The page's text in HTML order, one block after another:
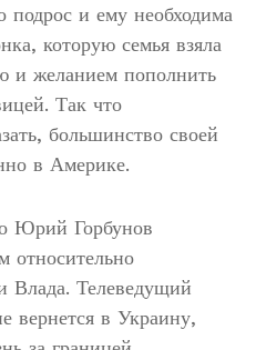
и ему необходима
которую семья взяла
и желанием пополнить
Так что
большинство своей
в Америке.
Юрий Горбунов
относительно
Влада. Телеведущий
вернется в Украину,